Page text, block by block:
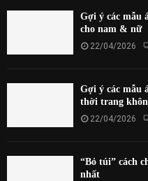
Gợi ý các mẫu
cho nam & nữ
22/04/2026
Gợi ý các mẫu
thời trang
22/04/2026
“Bỏ túi” cách
nhất